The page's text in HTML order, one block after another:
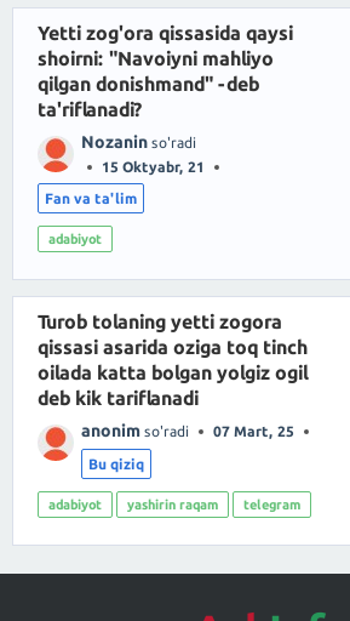
Yetti zog'ora qissasida qaysi
shoirni: "Navoiyni mahliyo
qilgan donishmand" -deb
ta'riflanadi?
Nozanin so'radi
15 Oktyabr, 21
Fan va ta'lim
adabiyot
Turob tolaning yetti zogora
qissasi asarida oziga toq tinch
oilada katta bolgan yolgiz ogil
deb kik tariflanadi
anonim so'radi 07 Mart, 25
Bu qiziq
adabiyot yashirin raqam telegram